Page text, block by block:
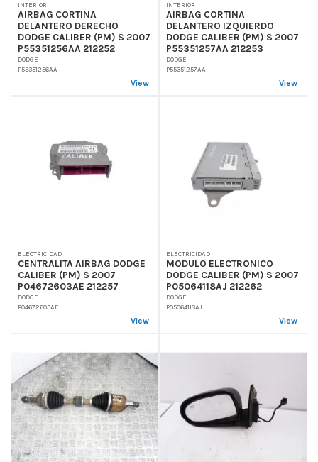
INTERIOR
AIRBAG CORTINA
DELANTERO DERECHO
DODGE CALIBER (PM) S 2007
P55351256AA 212252
DODGE
P55351256AA
View
INTERIOR
AIRBAG CORTINA
DELANTERO IZQUIERDO
DODGE CALIBER (PM) S 2007
P55351257AA 212253
DODGE
P55351257AA
View
ELECTRICIDAD
CENTRALITA AIRBAG DODGE
CALIBER (PM) S 2007
P04672603AE 212257
DODGE
P04672603AE
View
ELECTRICIDAD
MODULO ELECTRONICO
DODGE CALIBER (PM) S 2007
P05064118AJ 212262
DODGE
P05064118AJ
View